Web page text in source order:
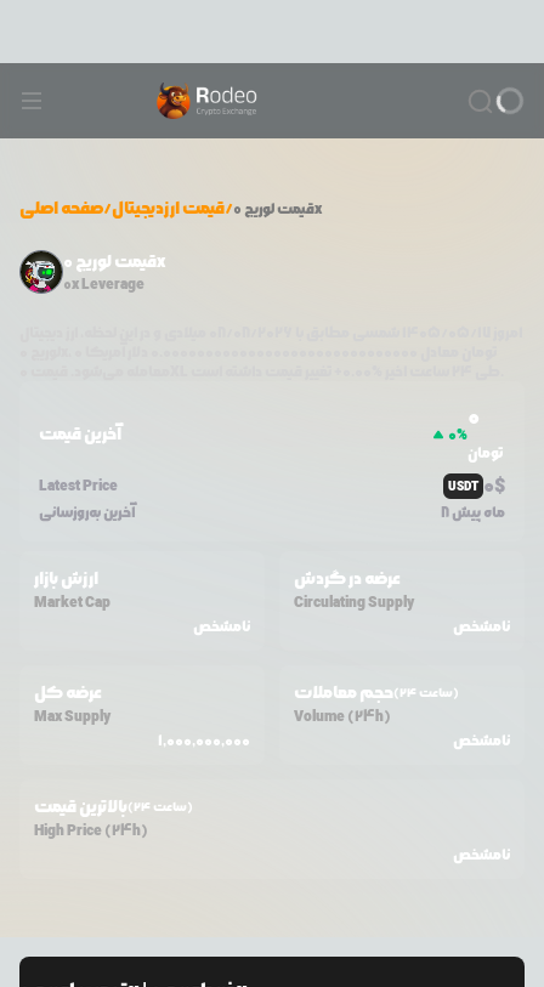
صفحه اصلی/قیمت ارزدیجیتال/ قیمتلوریج 0x
قیمت لوریج 0x
0x Leverage
آخرین قیمت 0%
0
تومان
Latest Price
USDT 0$
آخرین به‌روزسانی 8 ماه پیش
ارزش بازار
Market Cap
نامشخص
عرضه در گردش
Circulating Supply
نامشخص
عرضه کل
Max Supply
1,000,000,000
حجم معاملات (24 ساعت)
Volume (24h)
نامشخص
بالاترین قیمت (24 ساعت)
High Price (24h)
نامشخص